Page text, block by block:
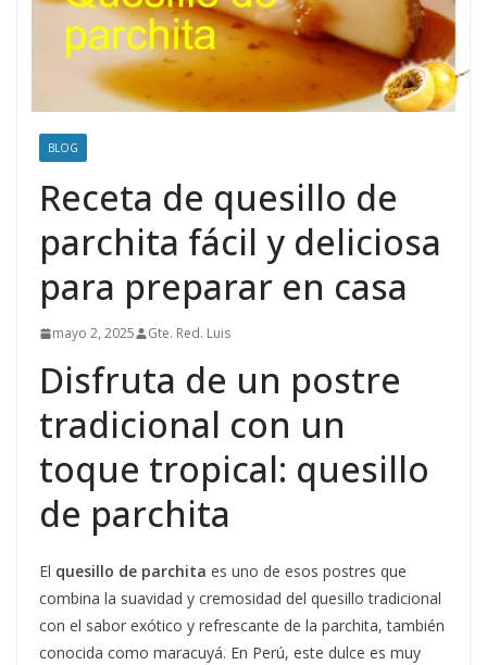
BLOG
Receta de quesillo de
parchita fácil y deliciosa
para preparar en casa
mayo 2, 2025 Gte. Red. Luis
Disfruta de un postre
tradicional con un
toque tropical: quesillo
de parchita
El quesillo de parchita es uno de esos postres que
combina la suavidad y cremosidad del quesillo tradicional
con el sabor exótico y refrescante de la parchita, también
conocida como maracuyá. En Perú, este dulce es muy